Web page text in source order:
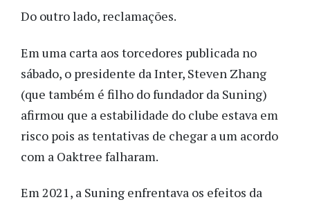
Do outro lado, reclamações.
Em uma carta aos torcedores publicada no
sábado, o presidente da Inter, Steven Zhang
(que também é filho do fundador da Suning)
afirmou que a estabilidade do clube estava em
risco pois as tentativas de chegar a um acordo
com a Oaktree falharam.
Em 2021, a Suning enfrentava os efeitos da